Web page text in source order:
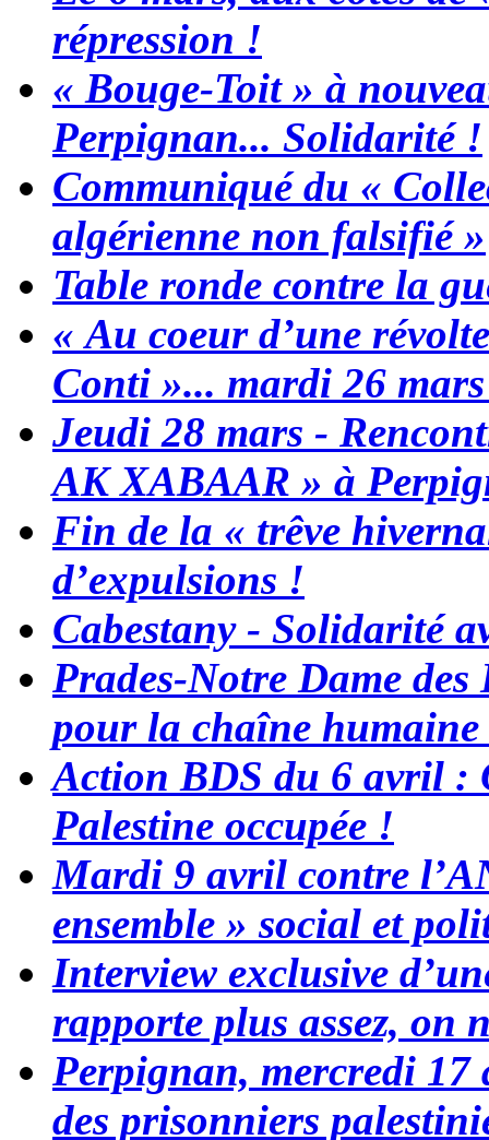
répression !
« Bouge-Toit » à
Perpignan... Solidarité !
Communiqué du «
algérienne non falsifié »
Table ronde contre la
« Au coeur d’une
Conti »... mardi 26
Jeudi 28 mars -
AK XABAAR » à
Fin de la « trêve
d’expulsions !
Cabestany - Solidarité
Prades-Notre Dame
pour la chaîne humaine
Action BDS du 6 avril :
Palestine occupée !
Mardi 9 avril contre
ensemble » social et
Interview exclusive
rapporte plus assez, on
Perpignan, mercredi
des prisonniers